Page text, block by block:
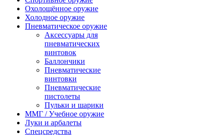
Охолощённое оружие
Холодное оружие
Пневматическое оружие
Аксессуары для
пневматических
винтовок
Баллончики
Пневматические
винтовки
Пневматические
пистолеты
Пульки и шарики
ММГ / Учебное оружие
Луки и арбалеты
Спецсредства